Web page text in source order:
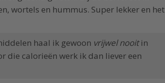
wortels en hummus. Super lekker en het
haal ik gewoon vrijwel nooitin
die calorieën werk ik dan liever een